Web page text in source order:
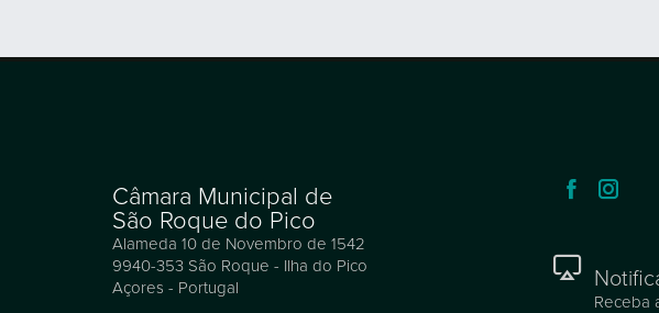
Câmara Municipal de
São Roque do Pico
Alameda 10 de Novembro de 1542
9940-353 São Roque - Ilha do Pico
Açores - Portugal
Receba